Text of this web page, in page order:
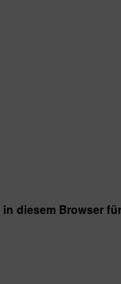
diesem Browser